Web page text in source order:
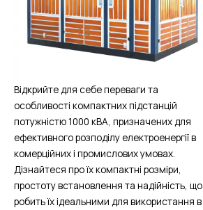
Відкрийте для себе переваги та
особливості компактних підстанцій
потужністю 1000 кВА, призначених для
ефективного розподілу електроенергії в
комерційних і промислових умовах.
Дізнайтеся про їх компактні розміри,
простоту встановлення та надійність, що
робить їх ідеальними для використання в